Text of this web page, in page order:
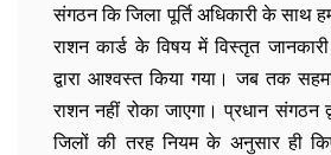
संगठन कि जिला पूर्ति अधिकारी के साथ
राशन कार्ड के विषय में विस्तृत जानकारी
द्वारा आश्वस्त किया गया। जब तक
राशन नहीं रोका जाएगा। प्रधान संगठन
जिलों की तरह नियम के अनुसार ही